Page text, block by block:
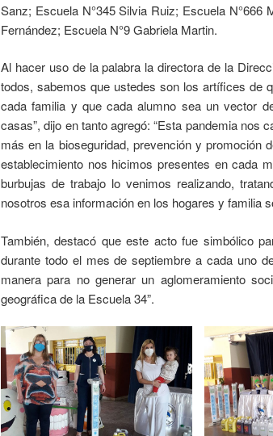
Sanz; Escuela N°345 Silvia Ruiz; Escuela N°666
Fernández; Escuela N°9 Gabriela Martin.
Al hacer uso de la palabra la directora de la
todos, sabemos que ustedes son los artífices de
cada familia y que cada alumno sea un vector
casas”, dijo en tanto agregó: “Esta pandemia nos
más en la bioseguridad, prevención y promoción
establecimiento nos hicimos presentes en cada
burbujas de trabajo lo venimos realizando,
nosotros esa información en los hogares y familia
También, destacó que este acto fue simbólico
durante todo el mes de septiembre a cada uno
manera para no generar un aglomeramiento
geográfica de la Escuela 34”.